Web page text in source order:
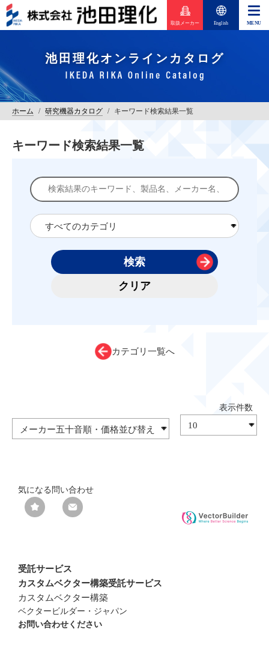
取扱メーカー English
池田理化オンラインカタログ
ホーム / 研究機器カタログ / キーワード検索結果一覧
キーワード検索結果一覧
カテゴリ一覧へ
気になる 問い合わせ
受託サービス
カスタムベクター構築受託サービス
カスタムベクター構築
ベクタービルダー・ジャパン
お問い合わせください